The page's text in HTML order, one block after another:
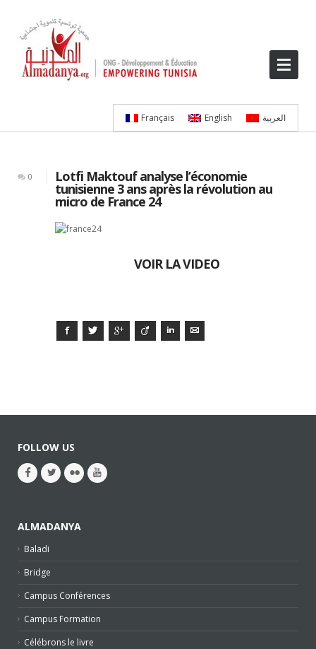
Français English العربية
0 Lotfi Maktouf analyse l’économie
tunisienne 3 ans après la révolution au
micro de France 24
VOIR LA VIDEO
Facebook TwitterGoogle+ ViadeoLinkedInE-mail
FOLLOW US
ALMADANYA
Baladi
Bridge
Campus Conférences
Campus Formation
Célébrons le livre